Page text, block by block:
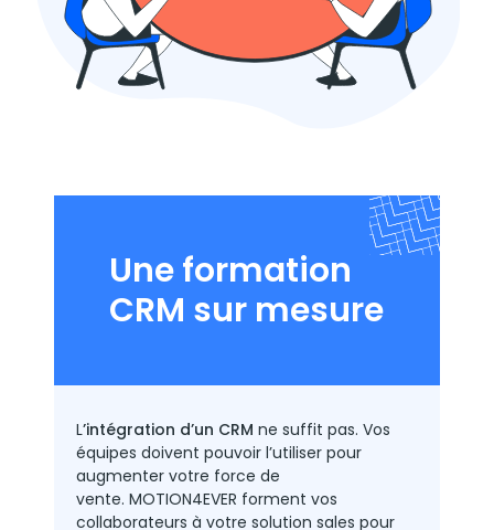
Une formation
CRM sur mesure
L’intégration d’un CRM ne suffit pas. Vos
équipes doivent pouvoir l’utiliser pour
augmenter votre force de
vente. MOTION4EVER forment vos
collaborateurs à votre solution sales pour